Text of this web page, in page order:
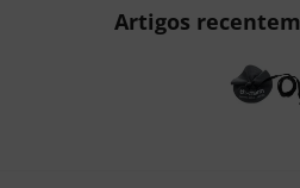
Artigos